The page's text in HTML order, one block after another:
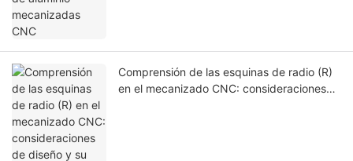
Comprensión de las esquinas de radio (R)
en el mecanizado CNC: consideraciones